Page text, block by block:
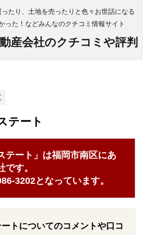
たり、土地を売ったりと色々お世話になる
った！などみんなのクチコミ情報サイト
産会社のクチコミや評判
テート
テート」は福岡市南区にあ
です。
3202となっています。
トについてのコメントや口コ